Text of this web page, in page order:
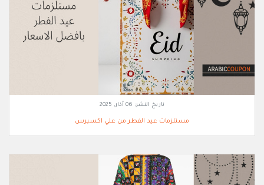
تاريخ النشر: 06 آذار, 2025
مستلزمات عيد الفطر من علي اكسبرس